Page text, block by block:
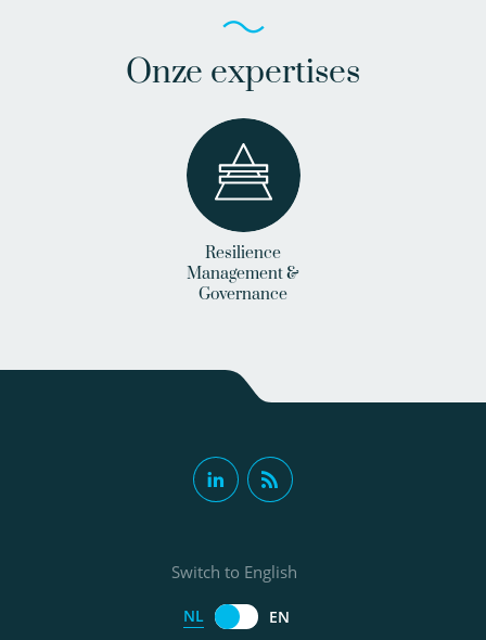
Onze expertises
Resilience
Management &
Governance
Switch to English
NL EN